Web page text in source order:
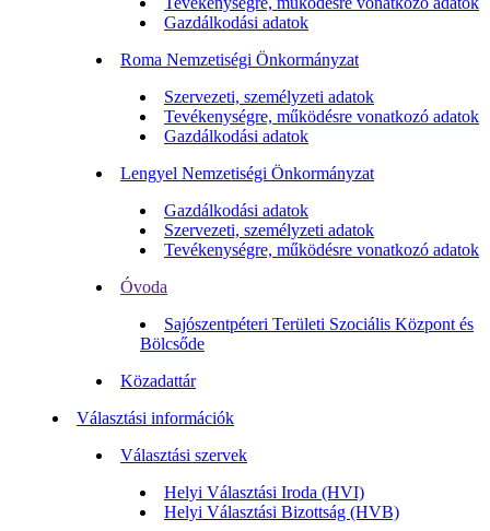
Gazdálkodási adatok
Roma Nemzetiségi Önkormányzat
Szervezeti, személyzeti adatok
Tevékenységre, működésre vonatkozó adatok
Gazdálkodási adatok
Lengyel Nemzetiségi Önkormányzat
Gazdálkodási adatok
Szervezeti, személyzeti adatok
Tevékenységre, működésre vonatkozó adatok
Óvoda
Sajószentpéteri Területi Szociális Központ és
Bölcsőde
Közadattár
Választási információk
Választási szervek
Helyi Választási Iroda (HVI)
Helyi Választási Bizottság (HVB)